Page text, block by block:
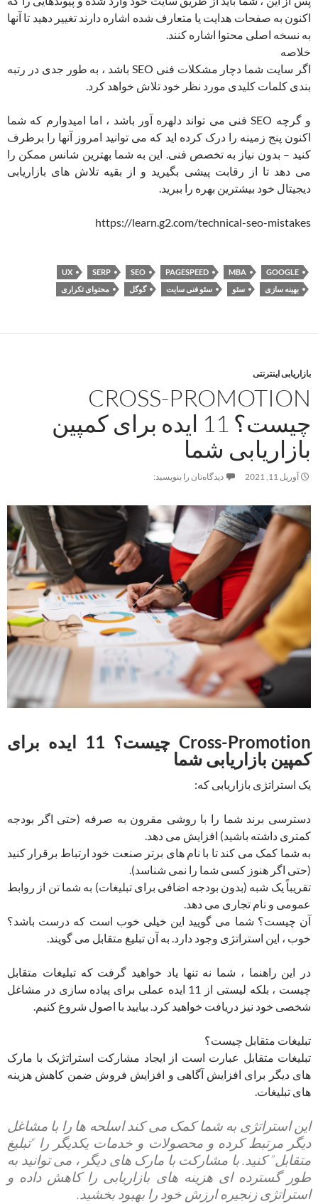
اکنون به صفحات هدایت یا متعارف شده اشاره دارند تغییر دهید تا آنها
به نسخه اصلی محتوا اشاره کنند.
خلاصه
اگر سایت شما دچار مشکلات فنی SEO باشد ، به طور جدی در رتبه
بندی کلمات کلیدی مورد نظر خود تلاش خواهد کرد.
و گرچه SEO فنی می تواند دلهره آور باشد ، اما امیدوارم که شما
اکنون پنج زمینه را درک کرده اید که می توانید امروز آنها را برطرف
کنید – بدون نیاز به تخصص فنی. این به شما بهترین شانس ممکن را
می دهد تا از رقابت پیشی بگیرید و از بقیه تلاش های بازاریابی
دیجیتال خود بیشترین بهره را ببرید.
https://learn.g2.com/technical-seo-mistakes
GOOGLE
MBA
PAGESPEED
SEO
SERP
UX
بهینه سازی
سئو سئو فنی سایت گوگل محتوای تکراری
بازاریابی اینترنتی
CROSS-PROMOTION
چیست؟ 11 ایده برای کمپین
بازاریابی شما
آوریل 11, 2021 دیدگاه‌تان را بنویسید:
Cross-Promotion چیست؟ 11 ایده برای
کمپین بازاریابی شما
یک استراتژی بازاریابی که:
دسترسی برند شما را با روشی مقرون به صرفه (حتی اگر بودجه
کمتری داشته باشید) افزایش می دهد.
به شما کمک می کند تا با نام های برتر صنعت خود ارتباط برقرار کنید
(حتی اگر هنوز کسی شما را نمی شناسد).
تقریباً یک شبه (بدون بودجه اضافی برای تبلیغات) به شما تن از روابط
عمومی و نام تجاری می دهد.
آن چیست؟ شما می گویید این خیلی خوب است که درست باشد؟
خوب ، این استراتژی وجود دارد. به آن تبلیغ متقابل می گویند.
در این راهنما ، شما نه تنها یاد خواهید گرفت که تبلیغات متقابل
چیست ، بلکه لیستی از 11 ایده عملی برای پیاده سازی در مشاغل
شخصی خود نیز دریافت خواهید کرد. بیایید با اصول شروع کنیم.
تبلیغات متقابل چیست؟
تبلیغات متقابل عبارت است از ایجاد مشارکت استراتژیک با مارک
های دیگر برای افزایش آگاهی و افزایش فروش ضمن کاهش هزینه
های تبلیغات.
این استراتژی به شما کمک می کند اسلحه ها را با مشاغل
دیگر مرتبط کرده و محصولات و خدمات یکدیگر را “تبلیغ
متقابل” کنید. با مشارکت با مارک های دیگر ، می توانید به
طور گسترده ای هزینه های بازاریابی را کاهش داده و
استراتژی زنجیره ارزش خود را بهبود بخشید.